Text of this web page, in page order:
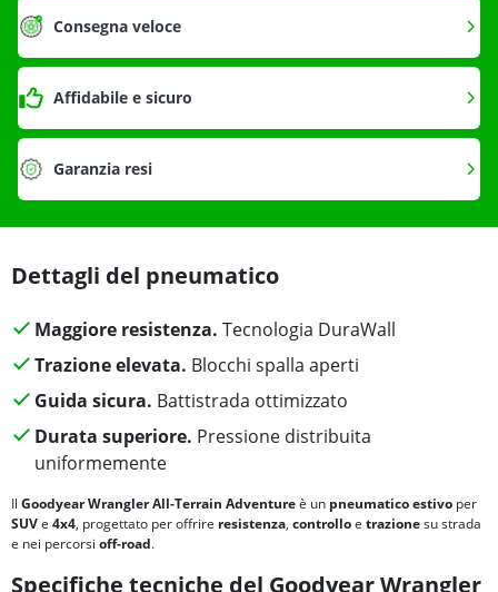
Consegna veloce
Affidabile e sicuro
Garanzia resi
Dettagli del pneumatico
Maggiore resistenza. Tecnologia DuraWall
Trazione elevata. Blocchi spalla aperti
Guida sicura. Battistrada ottimizzato
Durata superiore. Pressione distribuita
uniformemente
Il Goodyear Wrangler All-Terrain Adventureè un pneumatico estivo per
SUVe 4x4, progettato per offrire resistenza, controlloe trazionesu strada
e nei percorsi off-road.
Specifiche tecniche del Goodyear Wrangler